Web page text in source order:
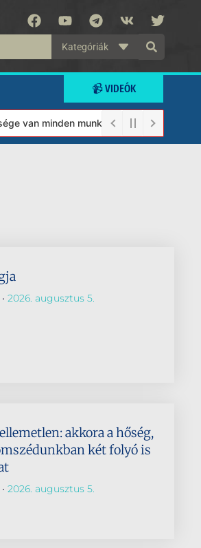
Kategóriák
📹 VIDEÓK
munkánkat segíteni
2026. augusztus 5.
akkora a hőség,
két folyó is
2026. augusztus 5.